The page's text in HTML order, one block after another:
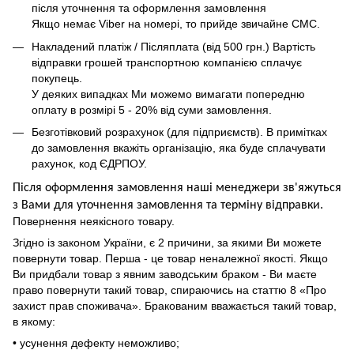
після уточнення та оформлення замовлення
Якщо немає Viber на номері, то прийде звичайне СМС.
Накладений платіж / Післяплата (від 500 грн.) Вартість
відправки грошей транспортною компанією сплачує
покупець.
У деяких випадках Ми можемо вимагати попередню
оплату в розмірі 5 - 20% від суми замовлення.
Безготівковий розрахунок (для підприємств). В примітках
до замовлення вкажіть організацію, яка буде сплачувати
рахунок, код ЄДРПОУ.
Після оформлення замовлення наші менеджери зв'яжуться
з Вами для уточнення замовлення та терміну відправки.
Повернення неякісного товару.
Згідно із законом України, є 2 причини, за якими Ви можете
повернути товар. Перша - це товар неналежної якості. Якщо
Ви придбали товар з явним заводським браком - Ви маєте
право повернути такий товар, спираючись на статтю 8 «Про
захист прав споживача». Бракованим вважається такий товар,
в якому:
• усунення дефекту неможливо;